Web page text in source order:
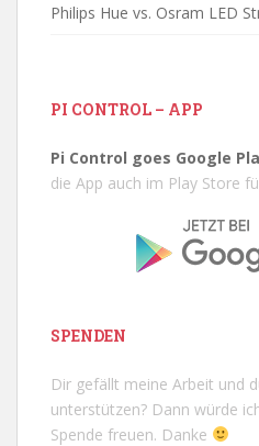
Philips Hue vs. Osram LED
PI CONTROL – APP
Pi Control goes Google
die App auch im Play Store
SPENDEN
Dir gefällt meine Arbeit und
unterstützen? Dann würde
Spende freuen. Danke